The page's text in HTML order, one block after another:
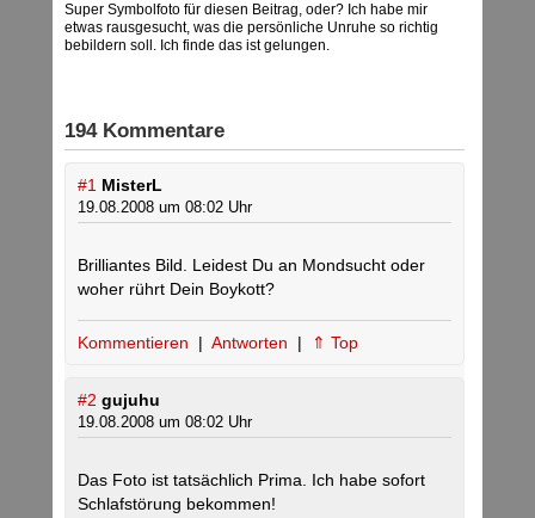
Super Symbolfoto für diesen Beitrag, oder? Ich habe mir
etwas rausgesucht, was die persönliche Unruhe so richtig
bebildern soll. Ich finde das ist gelungen.
194 Kommentare
#1 MisterL
19.08.2008 um 08:02 Uhr
Brilliantes Bild. Leidest Du an Mondsucht oder
woher rührt Dein Boykott?
Kommentieren | Antworten | ⇑ Top
#2 gujuhu
19.08.2008 um 08:02 Uhr
Das Foto ist tatsächlich Prima. Ich habe sofort
Schlafstörung bekommen!